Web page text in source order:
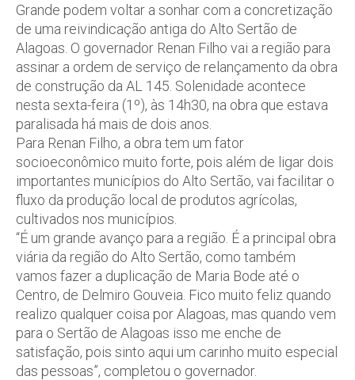
Grande podem voltar a sonhar com a concretização
de uma reivindicação antiga do Alto Sertão de
Alagoas. O governador Renan Filho vai a região para
assinar a ordem de serviço de relançamento da obra
de construção da AL 145. Solenidade acontece
nesta sexta-feira (1º), às 14h30, na obra que estava
paralisada há mais de dois anos.
Para Renan Filho, a obra tem um fator
socioeconômico muito forte, pois além de ligar dois
importantes municípios do Alto Sertão, vai facilitar o
fluxo da produção local de produtos agrícolas,
cultivados nos municípios.
“É um grande avanço para a região. É a principal obra
viária da região do Alto Sertão, como também
vamos fazer a duplicação de Maria Bode até o
Centro, de Delmiro Gouveia. Fico muito feliz quando
realizo qualquer coisa por Alagoas, mas quando vem
para o Sertão de Alagoas isso me enche de
satisfação, pois sinto aqui um carinho muito especial
das pessoas”, completou o governador.